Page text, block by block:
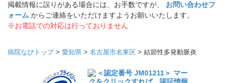
掲載情報に誤りがある場合には、お手数ですが、 お問い合わせフ
ォーム からご連絡をいただけますようお願いいたします。
※お電話での対応は行っておりません
病院なびトップ> 愛知県 > 名古屋市名東区 > 結節性多発動脈炎